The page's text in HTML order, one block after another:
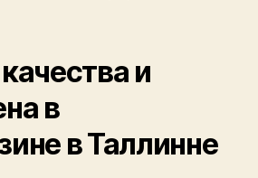
и
в
в Таллинне